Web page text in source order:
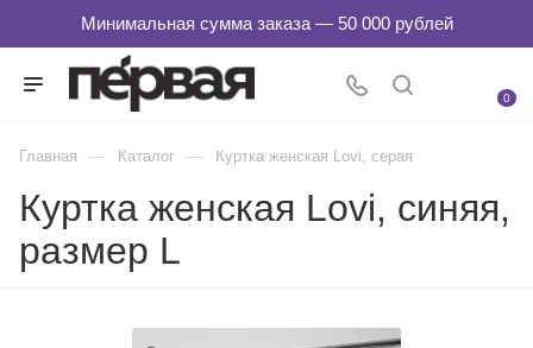
0
Главная — Каталог — Куртка женская Lovi, серая
Куртка женская Lovi, синяя,
размер L